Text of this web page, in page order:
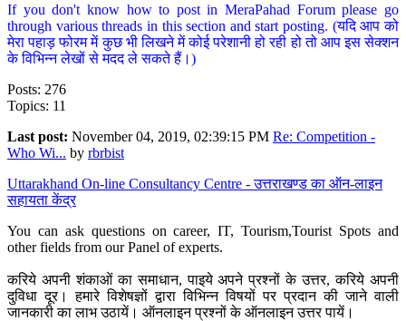
If you don't know how to post in MeraPahad Forum please go
through various threads in this section and start posting. (यदि आप को
मेरा पहाड़ फोरम में कुछ भी लिखने में कोई परेशानी हो रही हो तो आप इस सेक्शन
के विभिन्न लेखों से मदद ले सकते हैं।)
Posts: 276
Topics: 11
Last post: November 04, 2019, 02:39:15 PM Re: Competition -
Who Wi... by rbrbist
Uttarakhand On-line Consultancy Centre - उत्तराखण्ड का ऑन-लाइन
सहायता केंद्र
You can ask questions on career, IT, Tourism,Tourist Spots and
other fields from our Panel of experts.
करिये अपनी शंकाओं का समाधान, पाइये अपने प्रश्नों के उत्तर, करिये अपनी
दुविधा दूर। हमारे विशेषज्ञों द्वारा विभिन्न विषयों पर प्रदान की जाने वाली
जानकारी का लाभ उठायें। ऑनलाइन प्रश्नों के ऑनलाइन उत्तर पायें।